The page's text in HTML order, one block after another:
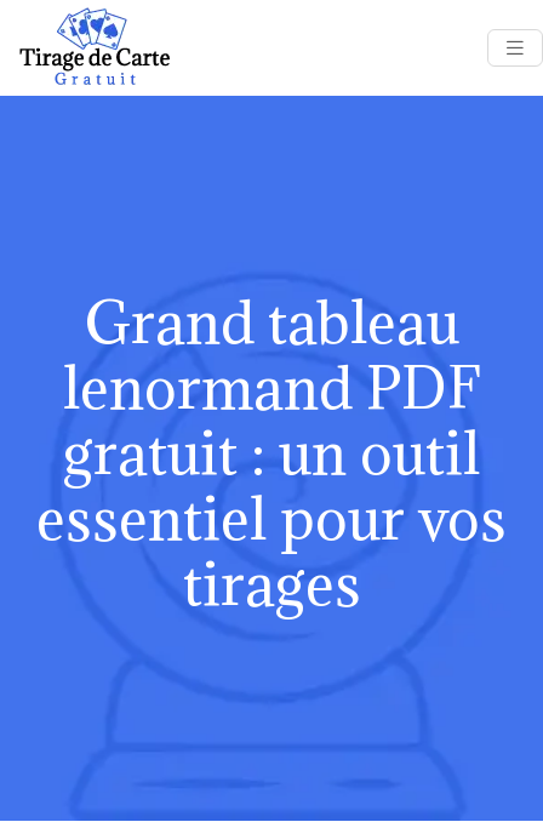
Grand tableau
lenormand PDF
gratuit : un outil
essentiel pour vos
tirages